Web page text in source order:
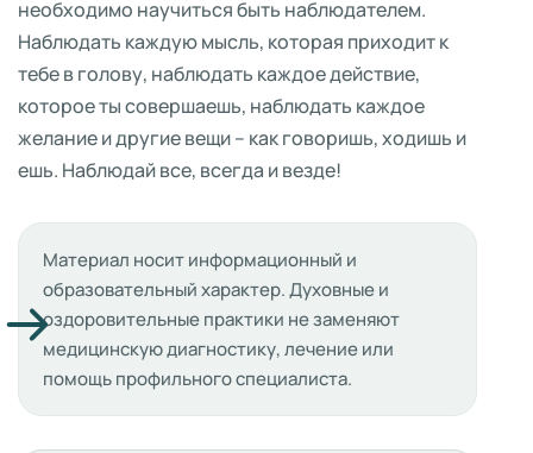
необходимо научиться быть наблюдателем.
Наблюдать каждую мысль, которая приходит к
тебе в голову, наблюдать каждое действие,
которое ты совершаешь, наблюдать каждое
желание и другие вещи – как говоришь, ходишь и
ешь. Наблюдай все, всегда и везде!
Материал носит информационный и
образовательный характер. Духовные и
оздоровительные практики не заменяют
медицинскую диагностику, лечение или
помощь профильного специалиста.